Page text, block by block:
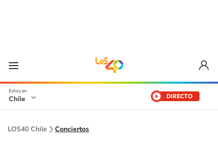
Chile DIRECTO
LOS40 Chile Conciertos